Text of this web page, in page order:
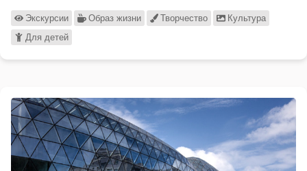
Экскурсии Образ жизни Творчество
Культура
Для детей